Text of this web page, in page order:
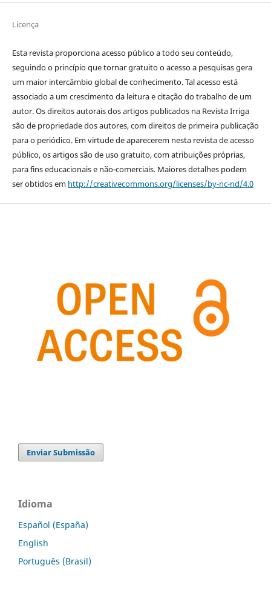
Licença
Esta revista proporciona acesso público a todo seu conteúdo,
seguindo o princípio que tornar gratuito o acesso a pesquisas gera
um maior intercâmbio global de conhecimento. Tal acesso está
associado a um crescimento da leitura e citação do trabalho de um
autor. Os direitos autorais dos artigos publicados na Revista Irriga
são de propriedade dos autores, com direitos de primeira publicação
para o periódico. Em virtude de aparecerem nesta revista de acesso
público, os artigos são de uso gratuito, com atribuições próprias,
para fins educacionais e não-comerciais. Maiores detalhes podem
ser obtidos em http://creativecommons.org/licenses/by-nc-nd/4.0
Enviar Submissão
Idioma
Español (España)
English
Português (Brasil)